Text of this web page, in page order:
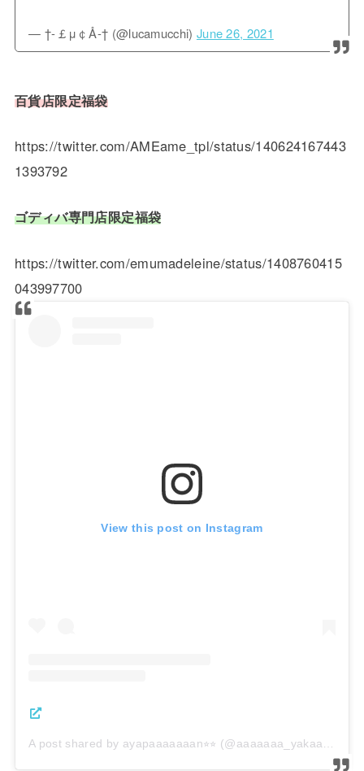
— †-￡μ￠Å-† (@lucamucchi) June 26, 2021
百貨店限定福袋
https://twitter.com/AMEame_tpl/status/140624167443
1393792
ゴディバ専門店限定福袋
https://twitter.com/emumadeleine/status/1408760415
043997700
View this post on Instagram
A post shared by ayapaaaaaaan⭐︎⭐︎ (@aaaaaaa_yakaa)